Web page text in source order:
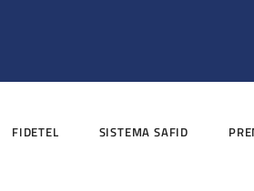
FIDETEL SISTEMA SAFID